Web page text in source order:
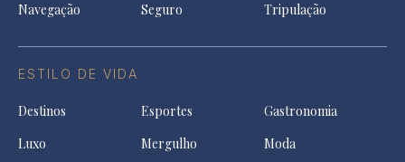
Navegação
Seguro Tripulação
ESTILO DE VIDA
Destinos Esportes
Gastronomia
Luxo
Mergulho
Moda